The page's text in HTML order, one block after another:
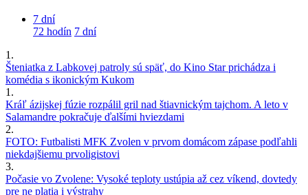
7 dní
72 hodín 7 dní
1.
Šteniatka z Labkovej patroly sú späť, do Kino Star prichádza i
komédia s ikonickým Kukom
1.
Kráľ ázijskej fúzie rozpálil gril nad štiavnickým tajchom. A leto v
Salamandre pokračuje ďalšími hviezdami
2.
FOTO: Futbalisti MFK Zvolen v prvom domácom zápase podľahli
niekdajšiemu prvoligistovi
3.
Počasie vo Zvolene: Vysoké teploty ustúpia až cez víkend, dovtedy
pre ne platia i výstrahy